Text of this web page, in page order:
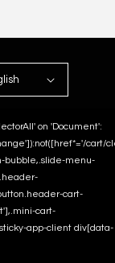
on 'Document':
cart/
bubble,.slide-menu-
cart-
cart-
app-client div[data-